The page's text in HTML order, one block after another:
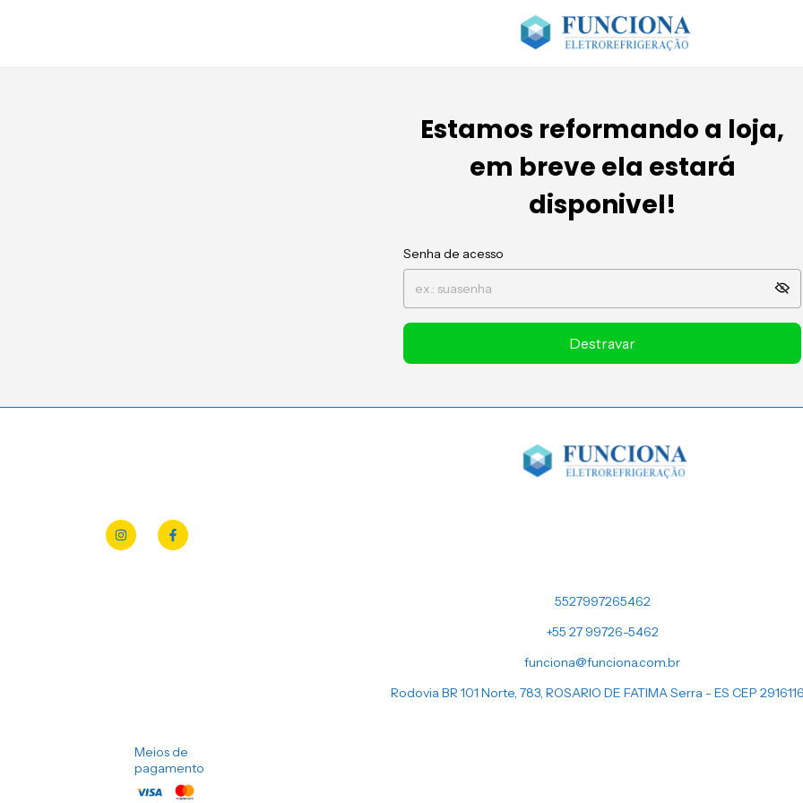
Estamos reformando a loja,
em breve ela estará
disponivel!
Senha de acesso
Destravar
5527997265462
+55 27 99726-5462
funciona@funciona.com.br
Rodovia BR 101 Norte, 783, ROSARIO DE FATIMA Serra - ES CEP
Meios de
pagamento